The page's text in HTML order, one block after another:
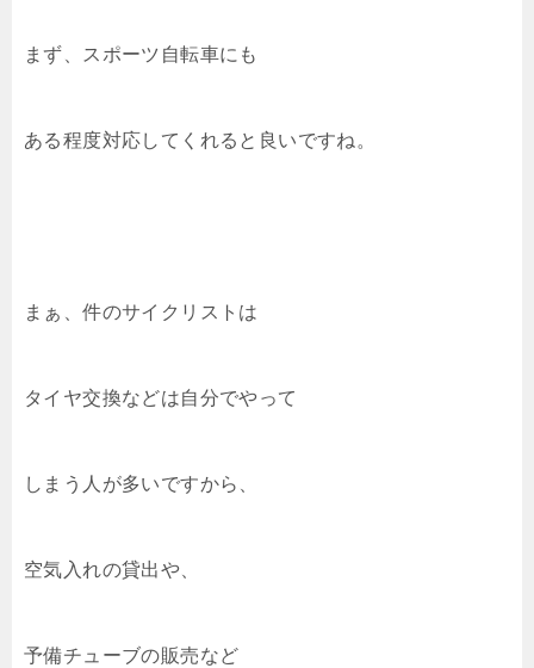
まず、スポーツ自転車にも
ある程度対応してくれると良いですね。
まぁ、件のサイクリストは
タイヤ交換などは自分でやって
しまう人が多いですから、
空気入れの貸出や、
予備チューブの販売など